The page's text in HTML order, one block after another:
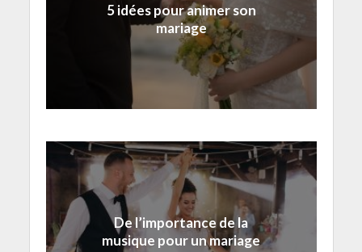
5 idées pour animer son
mariage
De l’importance de la
musique pour un mariage